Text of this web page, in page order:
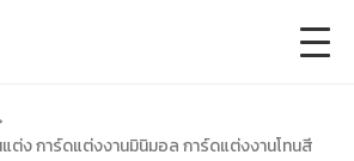
ต่ง การ์ดแต่งงานมินิมอล การ์ดแต่งงานโทนสี